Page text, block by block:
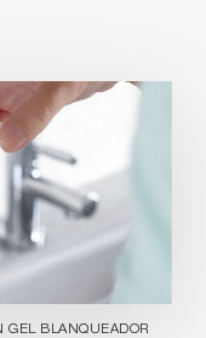
GEL BLANQUEADOR